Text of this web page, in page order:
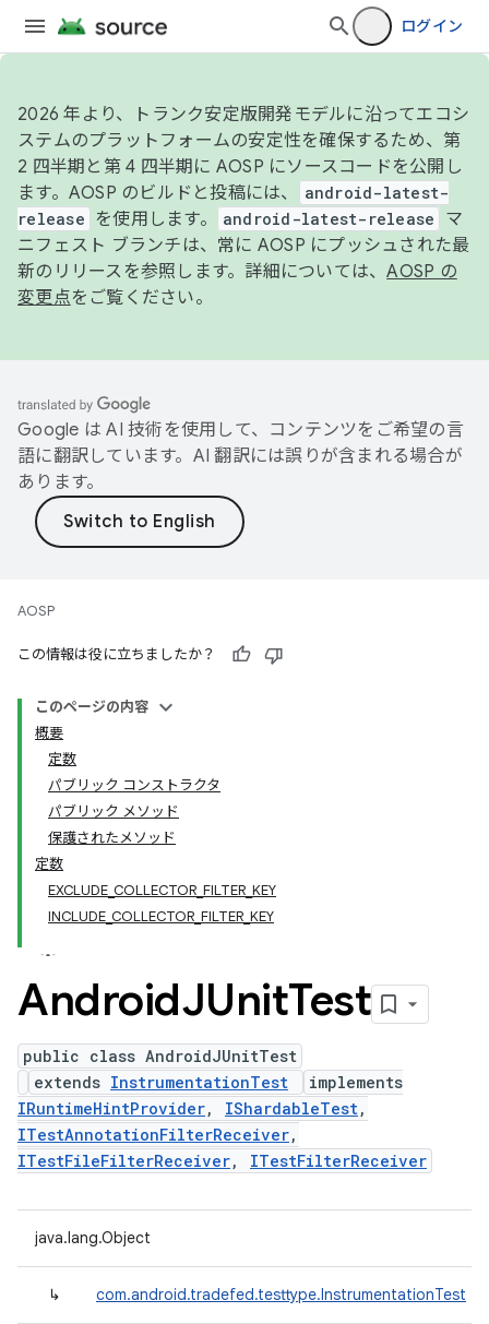
ログイン
2026 年より、トランク安定版開発モデルに沿ってエコシ
ステムのプラットフォームの安定性を確保するため、第
2 四半期と第 4 四半期に AOSP にソースコードを公開し
ます。AOSP のビルドと投稿には、
android-latest-
release
を使用します。 android-latest-release
マ
ニフェスト ブランチは、常に AOSP にプッシュされた最
新のリリースを参照します。詳細については、AOSP の
変更点をご覧ください。
Google は AI 技術を使用して、コンテンツをご希望の言
語に翻訳しています。AI 翻訳には誤りが含まれる場合が
あります。
AOSP
この情報は役に立ちましたか？
このページの内容
概要
定数
パブリック コンストラクタ
パブリック メソッド
保護されたメソッド
定数
EXCLUDE_COLLECTOR_FILTER_KEY
INCLUDE_COLLECTOR_FILTER_KEY
AndroidJUnitTest
public class AndroidJUnitTest
extends InstrumentationTest
implements
IRuntimeHintProvider, IShardableTest,
ITestAnnotationFilterReceiver,
ITestFileFilterReceiver, ITestFilterReceiver
java.lang.Object
↳ com.android.tradefed.testtype.InstrumentationTest